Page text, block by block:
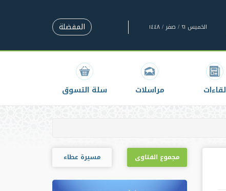
الخميس ٢١ / صفر / ١٤٤٨ المفضلة
لقاءات مراسلات سلة التسوق
مجموع الفتاوى مسيرة عطاء